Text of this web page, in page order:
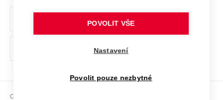
Ochrana osobních údajů
odkaz)
Sociální bezpečí
Copyright © 2026 VUT
POVOLIT VŠE
Nastavení
Povolit pouze nezbytné